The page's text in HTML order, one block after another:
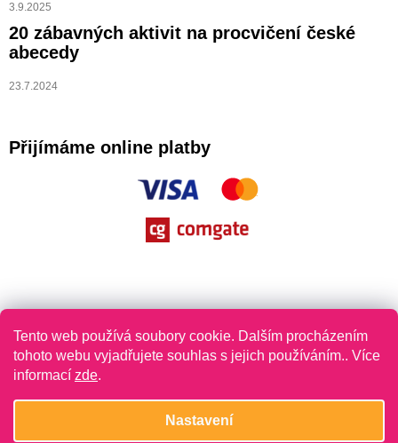
Tento web používá soubory cookie. Dalším procházením
tohoto webu vyjadřujete souhlas s jejich používáním.. Více
informací zde.
Nastavení
3.9.2025
20 zábavných aktivit na procvičení české
abecedy
23.7.2024
Přijímáme online platby
Vytvořil Shoptet